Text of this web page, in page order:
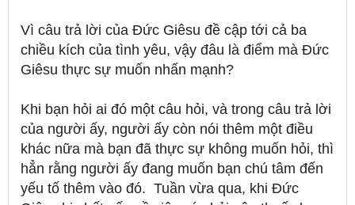
Vì câu trả lời của Đức Giêsu đề cập tới cả ba
chiều kích của tình yêu, vậy đâu là điểm mà Đức
Giêsu thực sự muốn nhấn mạnh?
Khi bạn hỏi ai đó một câu hỏi, và trong câu trả lời
của người ấy, người ấy còn nói thêm một điều
khác nữa mà bạn đã thực sự không muốn hỏi, thì
hẳn rằng người ấy đang muốn bạn chú tâm đến
yếu tố thêm vào đó. Tuần vừa qua, khi Đức